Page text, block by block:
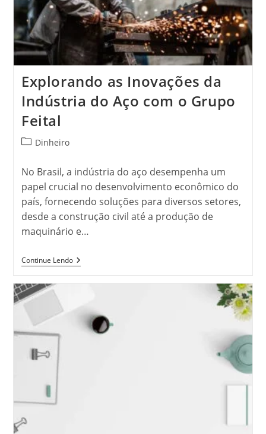
Explorando as Inovações da
Indústria do Aço com o Grupo
Feital
Categoria
post:
Dinheiro
No Brasil, a indústria do aço desempenha um
papel crucial no desenvolvimento econômico do
país, fornecendo soluções para diversos setores,
desde a construção civil até a produção de
maquinário e…
Continue LendoExplorando
As
Do
Aço
Com